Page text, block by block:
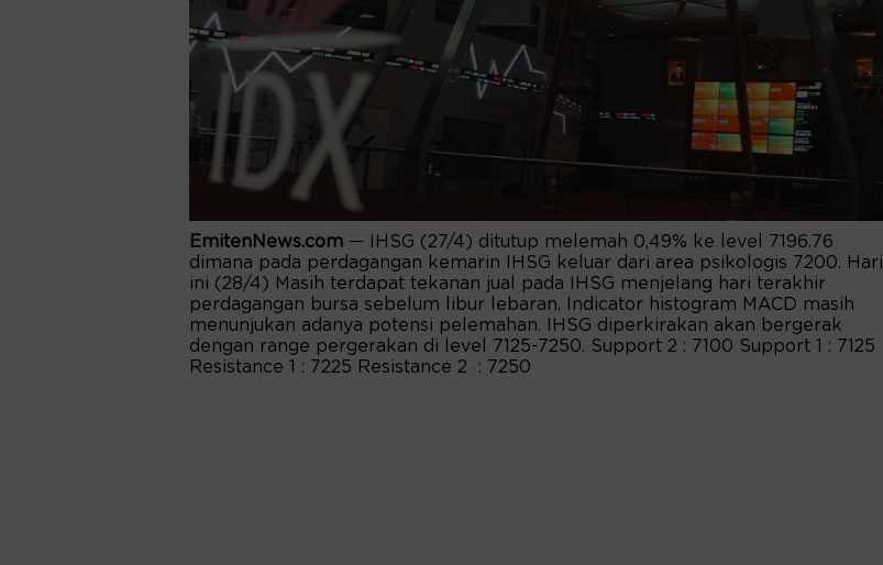
EmitenNews.com — IHSG (27/4) ditutup melemah 0,49% ke level 7196.76
dimana pada perdagangan kemarin IHSG keluar dari area psikologis 7200. Hari
ini (28/4) Masih terdapat tekanan jual pada IHSG menjelang hari terakhir
perdagangan bursa sebelum libur lebaran. Indicator histogram MACD masih
menunjukan adanya potensi pelemahan. IHSG diperkirakan akan bergerak
dengan range pergerakan di level 7125-7250. Support 2 : 7100 Support 1 : 7125
Resistance 1 : 7225 Resistance 2 : 7250